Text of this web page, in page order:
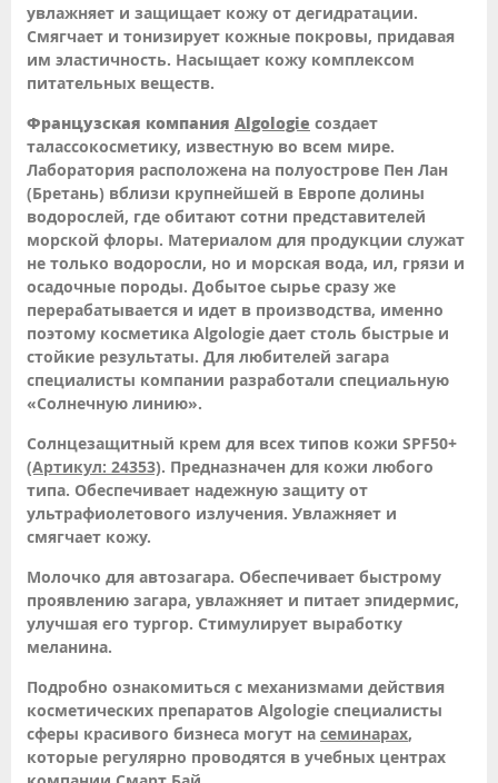
увлажняет и защищает кожу от дегидратации.
Смягчает и тонизирует кожные покровы, придавая
им эластичность. Насыщает кожу комплексом
питательных веществ.
Французская компания Algologie создает
талассокосметику, известную во всем мире.
Лаборатория расположена на полуострове Пен Лан
(Бретань) вблизи крупнейшей в Европе долины
водорослей, где обитают сотни представителей
морской флоры. Материалом для продукции служат
не только водоросли, но и морская вода, ил, грязи и
осадочные породы. Добытое сырье сразу же
перерабатывается и идет в производства, именно
поэтому косметика Algologie дает столь быстрые и
стойкие результаты. Для любителей загара
специалисты компании разработали специальную
«Солнечную линию».
Солнцезащитный крем для всех типов кожи SPF50+
(Артикул: 24353). Предназначен для кожи любого
типа. Обеспечивает надежную защиту от
ультрафиолетового излучения. Увлажняет и
смягчает кожу.
Молочко для автозагара. Обеспечивает быстрому
проявлению загара, увлажняет и питает эпидермис,
улучшая его тургор. Стимулирует выработку
меланина.
Подробно ознакомиться с механизмами действия
косметических препаратов Algologie специалисты
сферы красивого бизнеса могут на семинарах,
которые регулярно проводятся в учебных центрах